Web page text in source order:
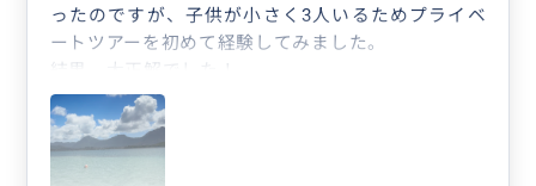
ったのですが、子供が小さく3人いるためプライベ
ートツアーを初めて経験してみました。
結果、大正解でした！
キャプテンも優しく子供とたくさん遊んでくださっ
て、お土産もいただいて
子供達も私も楽しく幸せな時間を過ごすことができ